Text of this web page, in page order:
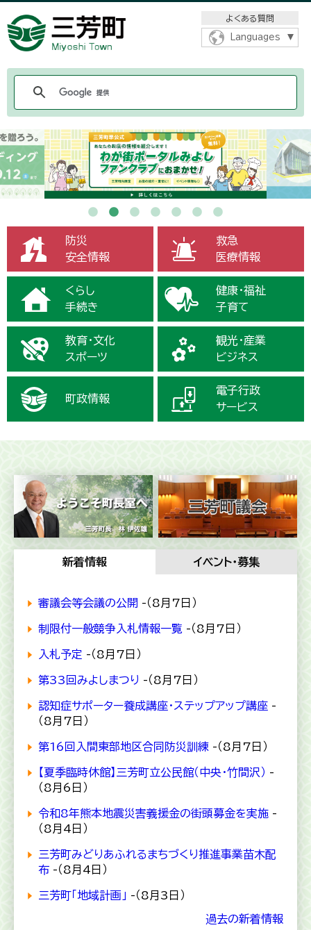
よくある質問
Languages
防災
安全情報
救急
医療情報
くらし
手続き
健康・福祉
子育て
教育・文化
スポーツ
観光・産業
ビジネス
町政情報
電子行政
サービス
新着情報 イベント・募集
審議会等会議の公開 -（8月7日）
制限付一般競争入札情報一覧 -（8月7日）
入札予定 -（8月7日）
第33回みよしまつり -（8月7日）
認知症サポーター養成講座・ステップアップ講座 -
（8月7日）
第16回入間東部地区合同防災訓練 -（8月7日）
【夏季臨時休館】三芳町立公民館（中央・竹間沢） -
（8月6日）
令和8年熊本地震災害義援金の街頭募金を実施 -
（8月4日）
三芳町みどりあふれるまちづくり推進事業苗木配
布 -（8月4日）
三芳町「地域計画」 -（8月3日）
過去の新着情報